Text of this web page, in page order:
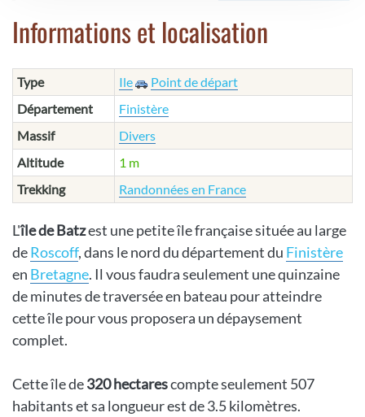
Informations et localisation
Type Ile
Point de départ
Département
Finistère
Massif
Divers
Altitude
1 m
Trekking
Randonnées en France
L'île de Batzest une petite île française située au large
deRoscoff, dans le nord du département du Finistère
en Bretagne. Il vous faudra seulement une quinzaine
de minutes de traversée en bateau pour atteindre
cette île pour vous proposera un dépaysement
complet.
Cette île de320 hectarescompte seulement 507
habitants et sa longueur est de 3.5 kilomètres.